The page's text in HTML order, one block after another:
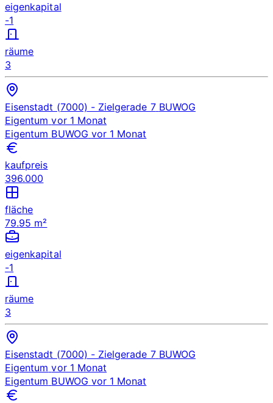
eigenkapital
-1
räume
3
Eisenstadt (7000) - Zielgerade 7 BUWOG
Eigentum vor 1 Monat
Eigentum BUWOG vor 1 Monat
kaufpreis
396.000
fläche
79.95 m²
eigenkapital
-1
räume
3
Eisenstadt (7000) - Zielgerade 7 BUWOG
Eigentum vor 1 Monat
Eigentum BUWOG vor 1 Monat